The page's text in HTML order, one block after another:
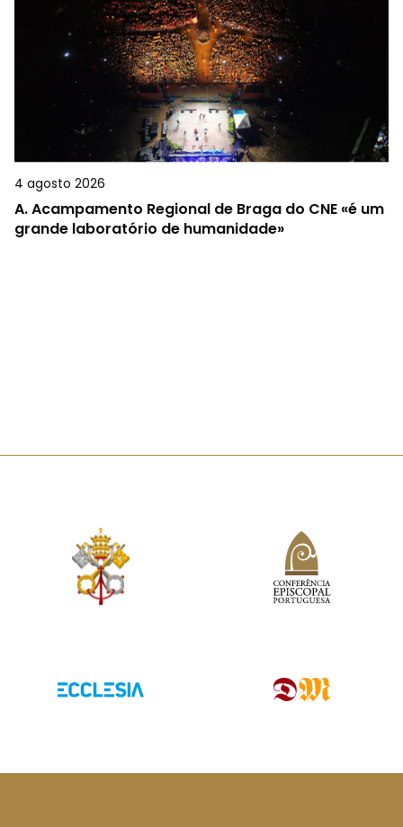
4 agosto 2026
A.Acampamento Regional de Braga do CNE «é um
grande laboratório de humanidade»